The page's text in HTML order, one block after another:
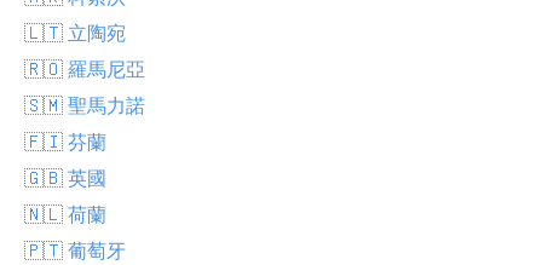
🇱🇹 立陶宛
🇷🇴 羅馬尼亞
🇸🇲 聖馬力諾
🇫🇮 芬蘭
🇬🇧 英國
🇳🇱 荷蘭
🇵🇹 葡萄牙